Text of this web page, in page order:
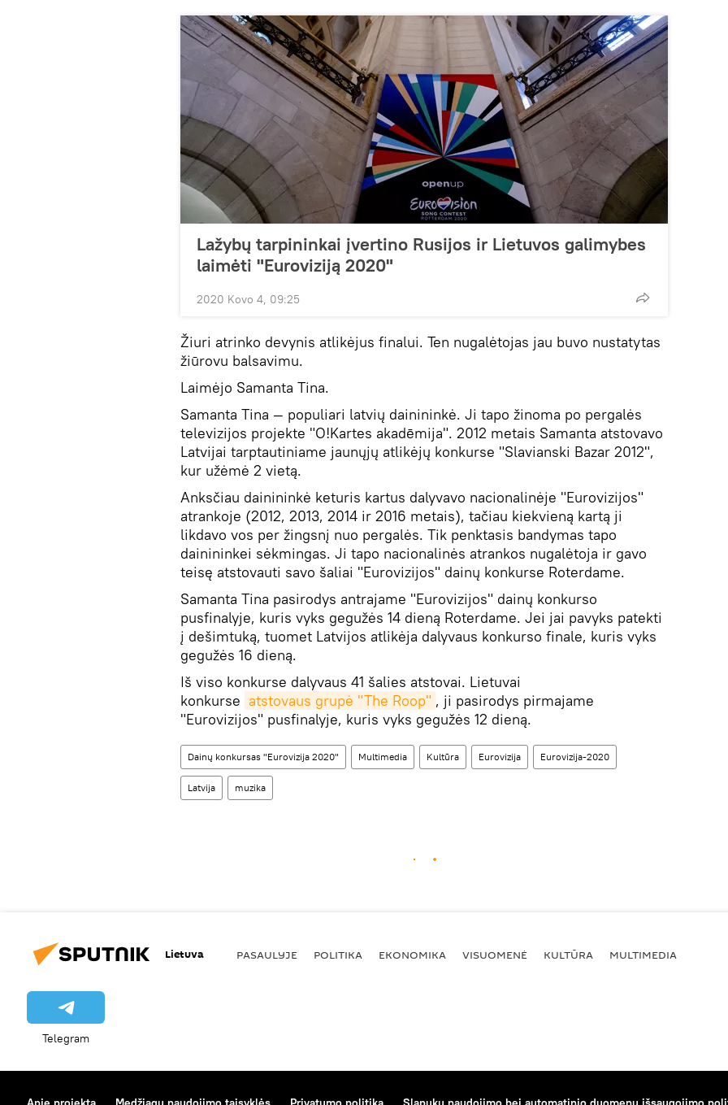
Lažybų tarpininkai įvertino Rusijos ir Lietuvos galimybes
laimėti "Euroviziją 2020"
2020 Kovo 4, 09:25
Žiuri atrinko devynis atlikėjus finalui. Ten nugalėtojas jau buvo nustatytas
žiūrovu balsavimu.
Laimėjo Samanta Tina.
Samanta Tina — populiari latvių dainininkė. Ji tapo žinoma po pergalės
televizijos projekte "O!Kartes akadēmija". 2012 metais Samanta atstovavo
Latvijai tarptautiniame jaunųjų atlikėjų konkurse "Slavianski Bazar 2012",
kur užėmė 2 vietą.
Anksčiau dainininkė keturis kartus dalyvavo nacionalinėje "Eurovizijos"
atrankoje (2012, 2013, 2014 ir 2016 metais), tačiau kiekvieną kartą ji
likdavo vos per žingsnį nuo pergalės. Tik penktasis bandymas tapo
dainininkei sėkmingas. Ji tapo nacionalinės atrankos nugalėtoja ir gavo
teisę atstovauti savo šaliai "Eurovizijos" dainų konkurse Roterdame.
Samanta Tina pasirodys antrajame "Eurovizijos" dainų konkurso
pusfinalyje, kuris vyks gegužės 14 dieną Roterdame. Jei jai pavyks patekti
į dešimtuką, tuomet Latvijos atlikėja dalyvaus konkurso finale, kuris vyks
gegužės 16 dieną.
Iš viso konkurse dalyvaus 41 šalies atstovai. Lietuvai
konkurse atstovaus grupė "The Roop" , ji pasirodys pirmajame
"Eurovizijos" pusfinalyje, kuris vyks gegužės 12 dieną.
Dainų konkursas "Eurovizija 2020" Multimedia Kultūra Eurovizija Eurovizija-2020
Latvija muzika
Lietuva PASAULYJE POLITIKA EKONOMIKA VISUOMENĖ KULTŪRA MULTIMEDIA
Telegram